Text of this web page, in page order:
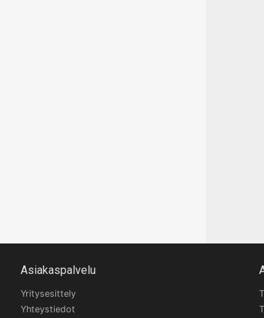
Asiakaspalvelu
Yritysesittely
Yhteystiedot